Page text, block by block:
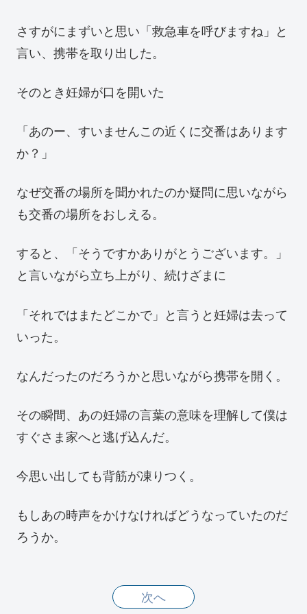
さすがにまずいと思い「救急車を呼びますね」と
言い、携帯を取り出した。
そのとき妊婦が口を開いた
「あのー、すいませんこの近くに交番はあります
か？」
なぜ交番の場所を聞かれたのか疑問に思いながら
も交番の場所をおしえる。
すると、「そうですかありがとうございます。」
と言いながら立ち上がり、続けざまに
「それではまたどこかで」と言うと妊婦は去って
いった。
なんだったのだろうかと思いながら携帯を開く。
その瞬間、あの妊婦の言葉の意味を理解して僕は
すぐさま家へと逃げ込んだ。
今思い出しても背筋が凍りつく。
もしあの時声をかけなければどうなっていたのだ
ろうか。
次へ